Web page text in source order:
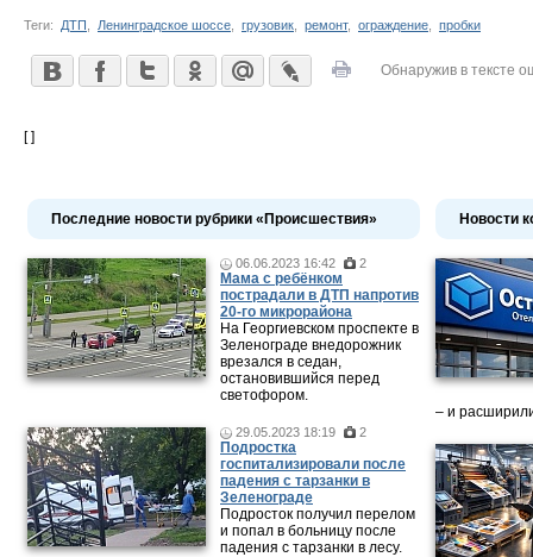
Теги: ДТП Ленинградское шоссе грузовик ремонт, ограждение пробки
Обнаружив в тексте
[ ]
Последние новости рубрики «Происшествия»
06.06.2023 16:42 2
Мама c ребёнком
пострадали в ДТП напротив
20-го микрорайона
На Георгиевском проспекте в
Зеленограде внедорожник
врезался в седан,
остановившийся перед
светофором.
29.05.2023 18:19 2
Подростка
госпитализировали после
падения с тарзанки в
Зеленограде
Подросток получил перелом
и попал в больницу после
падения с тарзанки в лесу.
Новости
– и